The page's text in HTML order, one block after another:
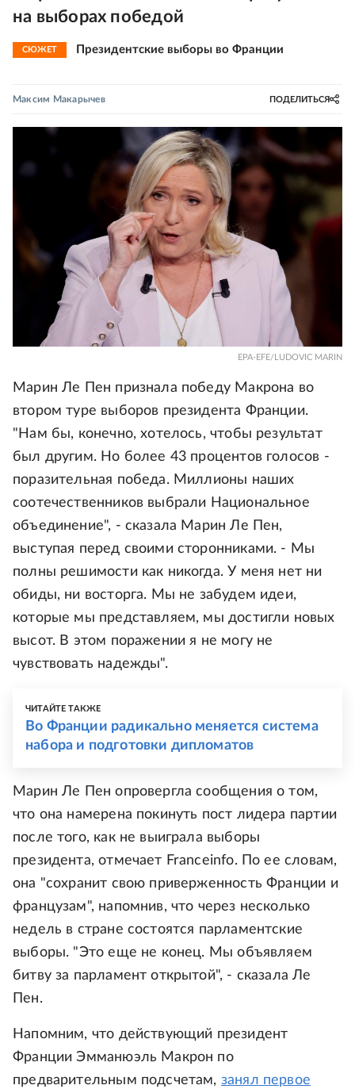
на выборах победой
СЮЖЕТ Президентские выборы во Франции
Максим Макарычев ПОДЕЛИТЬСЯ
EPA-EFE/LUDOVIC MARIN
Марин Ле Пен признала победу Макрона во
втором туре выборов президента Франции.
"Нам бы, конечно, хотелось, чтобы результат
был другим. Но более 43 процентов голосов -
поразительная победа. Миллионы наших
соотечественников выбрали Национальное
объединение", - сказала Марин Ле Пен,
выступая перед своими сторонниками. - Мы
полны решимости как никогда. У меня нет ни
обиды, ни восторга. Мы не забудем идеи,
которые мы представляем, мы достигли новых
высот. В этом поражении я не могу не
чувствовать надежды".
ЧИТАЙТЕ ТАКЖЕ
Во Франции радикально меняется система
набора и подготовки дипломатов
Марин Ле Пен опровергла сообщения о том,
что она намерена покинуть пост лидера партии
после того, как не выиграла выборы
президента, отмечает Franceinfo. По ее словам,
она "сохранит свою приверженность Франции и
французам", напомнив, что через несколько
недель в стране состоятся парламентские
выборы. "Это еще не конец. Мы объявляем
битву за парламент открытой", - сказала Ле
Пен.
Напомним, что действующий президент
Франции Эмманюэль Макрон по
предварительным подсчетам, занял первое